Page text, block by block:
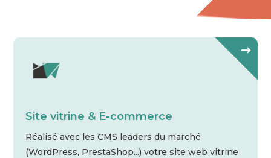
Site vitrine & E-commerce
Réalisé avec les CMS leaders du marché
(WordPress, PrestaShop...) votre site web vitrine